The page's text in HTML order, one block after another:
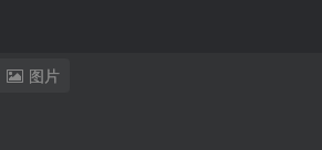
图片